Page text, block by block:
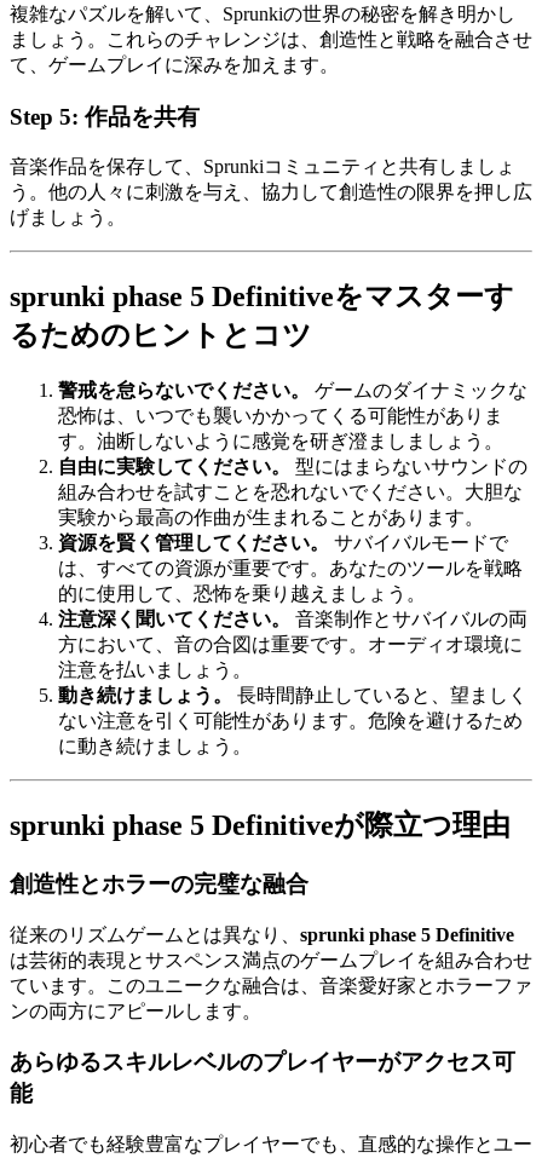
複雑なパズルを解いて、Sprunkiの世界の秘密を解き明かし
ましょう。これらのチャレンジは、創造性と戦略を融合させ
て、ゲームプレイに深みを加えます。
Step 5:作品を共有
音楽作品を保存して、Sprunkiコミュニティと共有しましょ
う。他の人々に刺激を与え、協力して創造性の限界を押し広
げましょう。
sprunki phase 5 Definitiveをマスターす
るためのヒントとコツ
警戒を怠らないでください。
ゲームのダイナミックな
恐怖は、いつでも襲いかかってくる可能性がありま
す。油断しないように感覚を研ぎ澄ましましょう。
自由に実験してください。
型にはまらないサウンドの
組み合わせを試すことを恐れないでください。大胆な
実験から最高の作曲が生まれることがあります。
資源を賢く管理してください。
サバイバルモードで
は、すべての資源が重要です。あなたのツールを戦略
的に使用して、恐怖を乗り越えましょう。
注意深く聞いてください。
音楽制作とサバイバルの両
方において、音の合図は重要です。オーディオ環境に
注意を払いましょう。
動き続けましょう。
長時間静止していると、望ましく
ない注意を引く可能性があります。危険を避けるため
に動き続けましょう。
sprunki phase 5 Definitiveが際立つ理由
創造性とホラーの完璧な融合
従来のリズムゲームとは異なり、 sprunki phase 5 Definitive
は芸術的表現とサスペンス満点のゲームプレイを組み合わせ
ています。このユニークな融合は、音楽愛好家とホラーファ
ンの両方にアピールします。
あらゆるスキルレベルのプレイヤーがアクセス可
能
初心者でも経験豊富なプレイヤーでも、直感的な操作とユー